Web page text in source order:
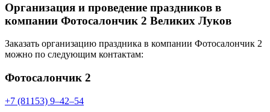
Организация и проведение праздников в
компании Фотосалончик 2 Великих Луков
Заказать организацию праздника в компании Фотосалончик 2
можно по следующим контактам:
Фотосалончик 2
+7 (81153) 9‒42‒54